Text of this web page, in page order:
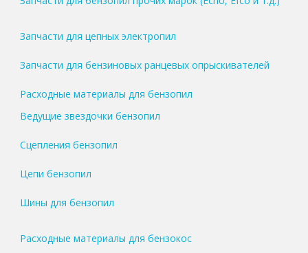
Запчасти для цепных электропил
Запчасти для бензиновых ранцевых опрыскивателей
Расходные материалы для бензопил
Ведущие звездочки бензопил
Сцепления бензопил
Цепи бензопил
Шины для бензопил
Расходные материалы для бензокос